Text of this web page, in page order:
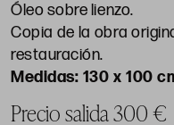
Óleo sobre lienzo.
Copia de la obra
restauración.
130 x 100
Precio salida 300 €